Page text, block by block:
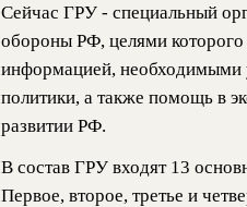
Сейчас ГРУ - специальный
обороны РФ, целями которого
информацией, необходимыми
политики, а также помощь в
развитии РФ.
В состав ГРУ входят 13
Первое, второе, третье и